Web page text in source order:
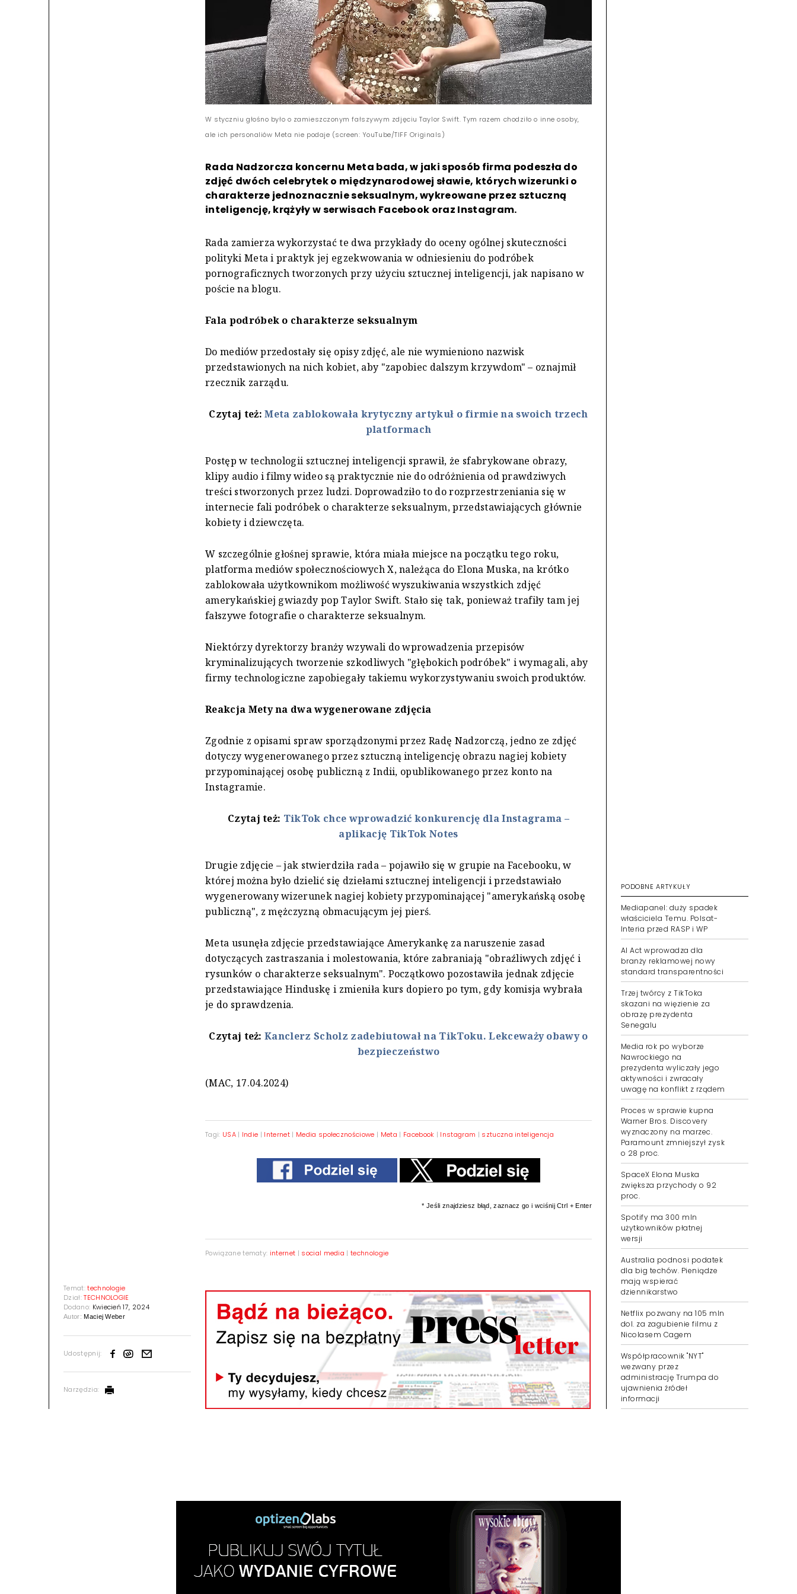
Temat:technologie
Dział:TECHNOLOGIE
Dodano: Kwiecień 17, 2024
Autor:Maciej Weber
Udostępnij:
Narzędzia:
W styczniu głośno było o zamieszczonym fałszywym zdjęciu Taylor Swift. Tym razem chodziło o inne osoby,
ale ich personaliów Meta nie podaje (screen: YouTube/TIFF Originals)
Rada Nadzorcza koncernu Meta bada, w jaki sposób firma podeszła do
zdjęć dwóch celebrytek o międzynarodowej sławie, których wizerunki o
charakterze jednoznacznie seksualnym, wykreowane przez sztuczną
inteligencję, krążyły w serwisach Facebook oraz Instagram.
Rada zamierza wykorzystać te dwa przykłady do oceny ogólnej skuteczności
polityki Meta i praktyk jej egzekwowania w odniesieniu do podróbek
pornograficznych tworzonych przy użyciu sztucznej inteligencji, jak napisano w
poście na blogu.
Fala podróbek o charakterze seksualnym
Do mediów przedostały się opisy zdjęć, ale nie wymieniono nazwisk
przedstawionych na nich kobiet, aby "zapobiec dalszym krzywdom" – oznajmił
rzecznik zarządu.
Czytaj też:Meta zablokowała krytyczny artykuł o firmie na swoich trzech
platformach
Postęp w technologii sztucznej inteligencji sprawił, że sfabrykowane obrazy,
klipy audio i filmy wideo są praktycznie nie do odróżnienia od prawdziwych
treści stworzonych przez ludzi. Doprowadziło to do rozprzestrzeniania się w
internecie fali podróbek o charakterze seksualnym, przedstawiających głównie
kobiety i dziewczęta.
W szczególnie głośnej sprawie, która miała miejsce na początku tego roku,
platforma mediów społecznościowych X, należąca do Elona Muska, na krótko
zablokowała użytkownikom możliwość wyszukiwania wszystkich zdjęć
amerykańskiej gwiazdy pop Taylor Swift. Stało się tak, ponieważ trafiły tam jej
fałszywe fotografie o charakterze seksualnym.
Niektórzy dyrektorzy branży wzywali do wprowadzenia przepisów
kryminalizujących tworzenie szkodliwych "głębokich podróbek" i wymagali, aby
firmy technologiczne zapobiegały takiemu wykorzystywaniu swoich produktów.
Reakcja Mety na dwa wygenerowane zdjęcia
Zgodnie z opisami spraw sporządzonymi przez Radę Nadzorczą, jedno ze zdjęć
dotyczy wygenerowanego przez sztuczną inteligencję obrazu nagiej kobiety
przypominającej osobę publiczną z Indii, opublikowanego przez konto na
Instagramie.
Czytaj też: TikTok chce wprowadzić konkurencję dla Instagrama –
aplikację TikTok Notes
Drugie zdjęcie – jak stwierdziła rada – pojawiło się w grupie na Facebooku, w
której można było dzielić się dziełami sztucznej inteligencji i przedstawiało
wygenerowany wizerunek nagiej kobiety przypominającej "amerykańską osobę
publiczną", z mężczyzną obmacującym jej pierś.
Meta usunęła zdjęcie przedstawiające Amerykankę za naruszenie zasad
dotyczących zastraszania i molestowania, które zabraniają "obraźliwych zdjęć i
rysunków o charakterze seksualnym". Początkowo pozostawiła jednak zdjęcie
przedstawiające Hinduskę i zmieniła kurs dopiero po tym, gdy komisja wybrała
je do sprawdzenia.
Czytaj też:Kanclerz Scholz zadebiutował na TikToku. Lekceważy obawy o
bezpieczeństwo
(MAC, 17.04.2024)
Tagi: USA | Indie | Internet| Media społecznościowe | Meta | Facebook | Instagram | sztuczna inteligencja
* Jeśli znajdziesz błąd, zaznacz go i wciśnij Ctrl + Enter
Powiązane tematy: internet | social media |technologie
PODOBNE ARTYKUŁY
Mediapanel: duży spadek
właściciela Temu. Polsat-
Interia przed RASP i WP
AI Act wprowadza dla
branży reklamowej nowy
standard transparentności
Trzej twórcy z TikToka
skazani na więzienie za
obrazę prezydenta
Senegalu
Media rok po wyborze
Nawrockiego na
prezydenta wyliczały jego
aktywności i zwracały
uwagę na konflikt z rządem
Proces w sprawie kupna
Warner Bros. Discovery
wyznaczony na marzec.
Paramount zmniejszył zysk
o 28 proc.
SpaceX Elona Muska
zwiększa przychody o 92
proc.
Spotify ma 300 mln
użytkowników płatnej
wersji
Australia podnosi podatek
dla big techów. Pieniądze
mają wspierać
dziennikarstwo
Netflix pozwany na 105 mln
dol. za zagubienie filmu z
Nicolasem Cagem
Współpracownik "NYT"
wezwany przez
administrację Trumpa do
ujawnienia źródeł
informacji